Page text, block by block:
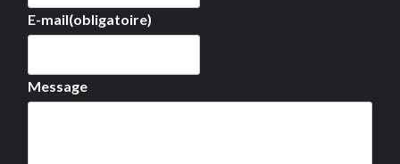
E-mail(obligatoire)
Message